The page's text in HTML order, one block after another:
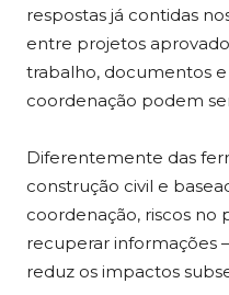
respostas já contidas
entre projetos
trabalho, documentos
coordenação podem
Diferentemente das
construção civil e
coordenação, riscos no
recuperar informações
reduz os impactos